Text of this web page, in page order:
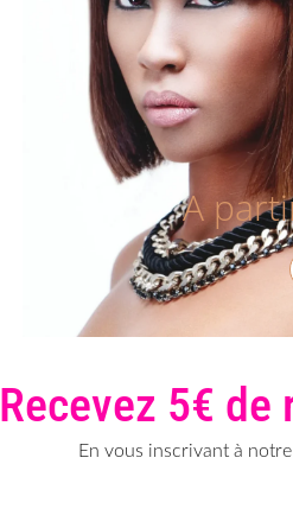
A
Recevez 5€ de
En vous inscrivant à